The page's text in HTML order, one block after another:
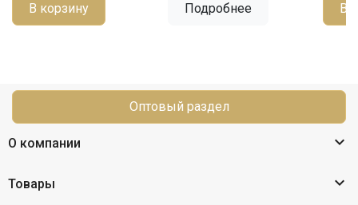
В корзину Подробнее В
Оптовый раздел
О компании 
Товары 